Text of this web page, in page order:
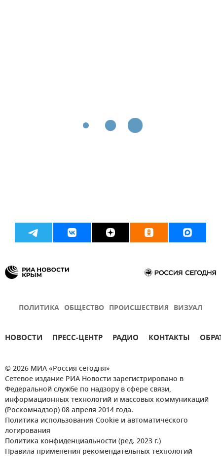
ПОЛИТИКА ОБЩЕСТВО ПРОИСШЕСТВИЯ ВИЗУАЛ
НОВОСТИ ПРЕСС-ЦЕНТР РАДИО КОНТАКТЫ
© 2026 МИА «Россия сегодня»
Сетевое издание РИА Новости зарегистрировано в
Федеральной службе по надзору в сфере связи,
информационных технологий и массовых коммуникаций
(Роскомнадзор) 08 апреля 2014 года.
Политика использования Cookie и автоматического
логирования
Политика конфиденциальности (ред. 2023 г.)
Правила применения рекомендательных технологий